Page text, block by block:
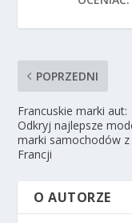
POPRZEDNI
Francuskie marki aut:
Odkryj najlepsze
marki samochodów z
Francji
O AUTORZE